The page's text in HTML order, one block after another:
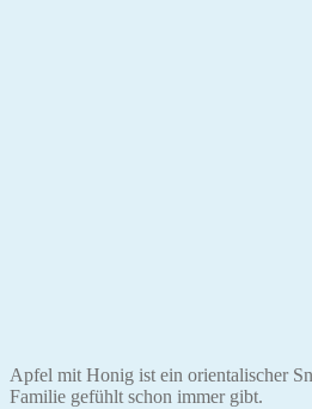
Apfel mit Honig ist ein orientalischer
Familie gefühlt schon immer gibt.